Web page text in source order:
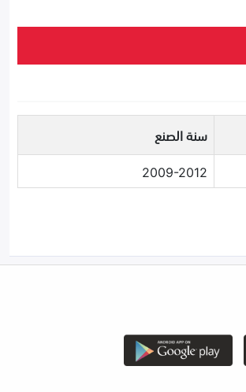
سنة الصنع
2009-2012